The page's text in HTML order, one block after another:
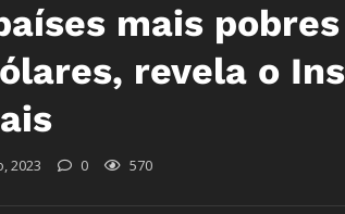
mais
revela o
2023 0 570